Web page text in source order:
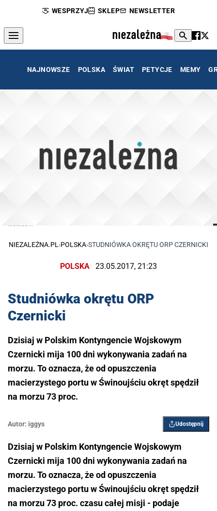
WESPRZYJ SKLEP NEWSLETTER
NAJNOWSZE POLSKA ŚWIAT PETYCJE MEMY
NIEZALEŻNA.PL ›POLSKA›STUDNIÓWKA OKRĘTU ORP CZERNICKI
POLSKA 23.05.2017, 21:23
Studniówka okrętu ORP
Czernicki
Dzisiaj w Polskim Kontyngencie Wojskowym
Czernicki mija 100 dni wykonywania zadań na
morzu. To oznacza, że od opuszczenia
macierzystego portu w Świnoujściu okręt spędził
na morzu 73 proc.
Autor: iggys Udostępnij
Dzisiaj w Polskim Kontyngencie Wojskowym
Czernicki mija 100 dni wykonywania zadań na
morzu. To oznacza, że od opuszczenia
macierzystego portu w Świnoujściu okręt spędził
na morzu 73 proc. czasu całej misji - podaje